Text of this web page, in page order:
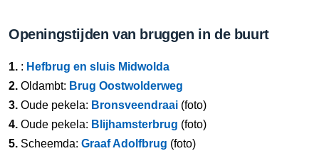
Openingstijden van bruggen in de buurt
1. : Hefbrug en sluis Midwolda
2. Oldambt: Brug Oostwolderweg
3. Oude pekela: Bronsveendraai (foto)
4. Oude pekela: Blijhamsterbrug (foto)
5. Scheemda: Graaf Adolfbrug (foto)